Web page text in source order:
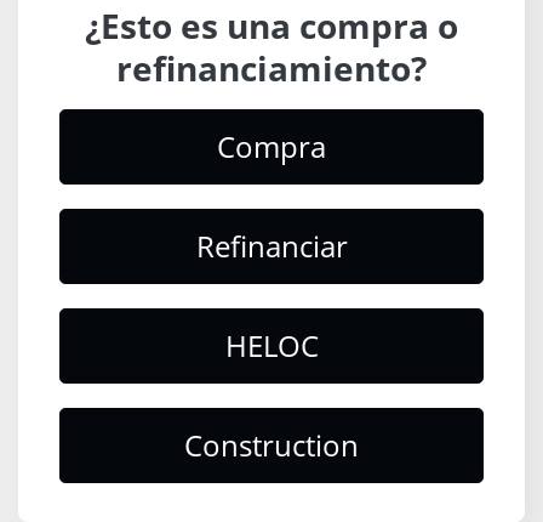
¿Esto es una compra o
refinanciamiento?
Compra
Refinanciar
HELOC
Construction